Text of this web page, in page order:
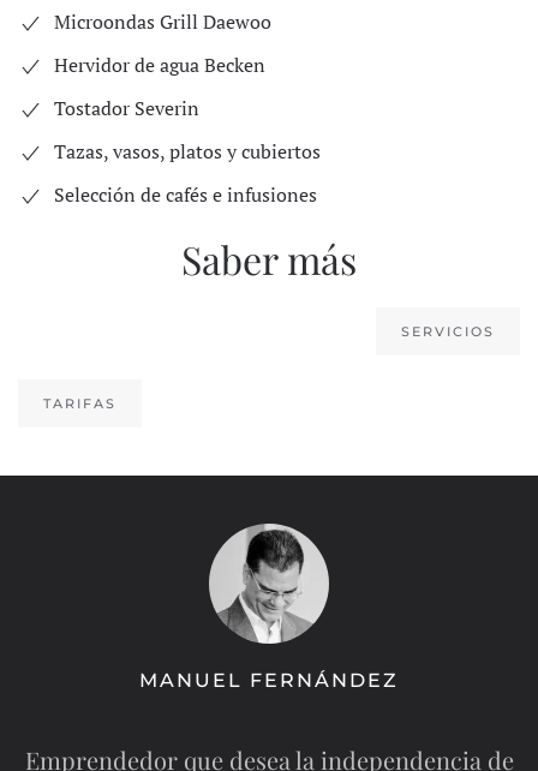
Microondas Grill Daewoo
Hervidor de agua Becken
Tostador Severin
Tazas, vasos, platos y cubiertos
Selección de cafés e infusiones
Saber más
SERVICIOS
TARIFAS
MANUEL FERNÁNDEZ
Emprendedor que desea la independencia de